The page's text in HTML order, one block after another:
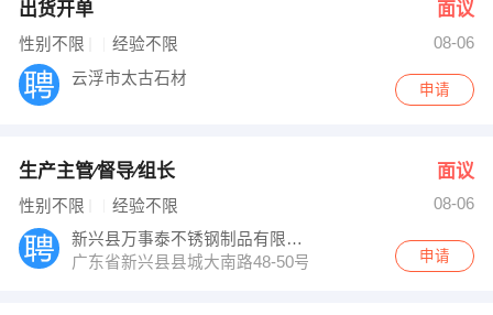
出货开单 面议
性别不限 经验不限
08-06
云浮市太古石材
申请
生产主管∕督导∕组长 面议
性别不限 经验不限
08-06
新兴县万事泰不锈钢制品有限公司
广东省新兴县县城大南路48-50号
申请